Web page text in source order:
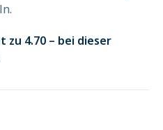
zu 4.70 – bei dieser